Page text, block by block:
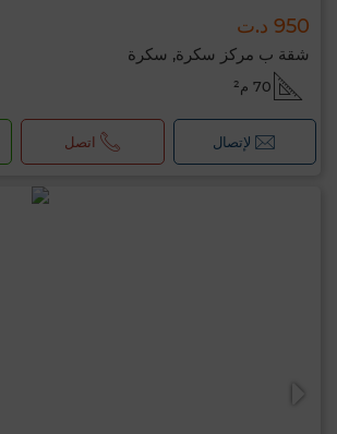
950 د.ت
شقة ب مركز سكرة, سكرة
70 م²
لإتصال اتصل